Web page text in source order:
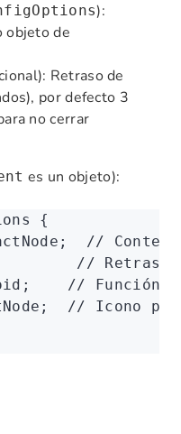
):
objeto de
Retraso de
por defecto 3
no cerrar
es un objeto):
{
; //
// Retraso
; // Función
; // Icono